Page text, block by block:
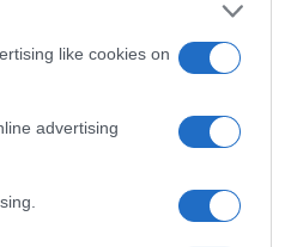
like cookies on
advertising